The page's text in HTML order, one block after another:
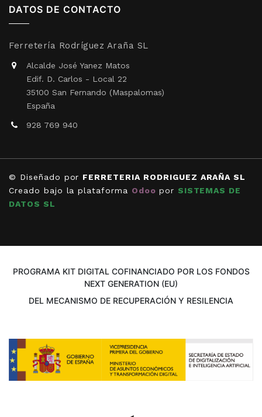
DATOS DE CONTACTO
Ferretería Rodríguez Araña SL
Alcalde José Yanez Matos
Edif. D. Carlos - Local 22
35100 San Fernando (Maspalomas)
España
928 769 940
© Diseñado por FERRETERIA RODRIGUEZ ARAÑA SL
Creado bajo la plataforma Odoo por SISTEMAS DE
DATOS SL
PROGRAMA KIT DIGITAL COFINANCIADO POR LOS FONDOS
NEXT GENERATION (EU)
DEL MECANISMO DE RECUPERACIÓN Y RESILENCIA